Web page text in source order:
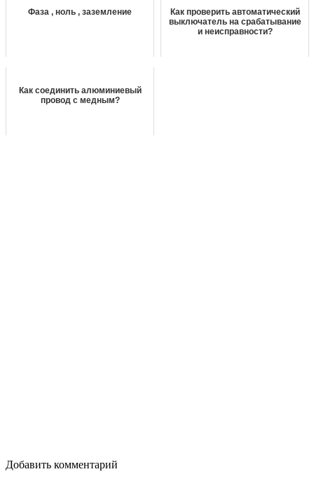
Фаза , ноль , заземление
Как проверить автоматический
выключатель на срабатывание
и неисправности?
Как соединить алюминиевый
провод с медным?
Добавить комментарий